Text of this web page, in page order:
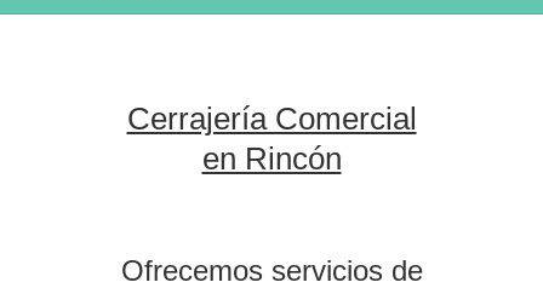
Cerrajería Comercial
en Rincón
Ofrecemos servicios de